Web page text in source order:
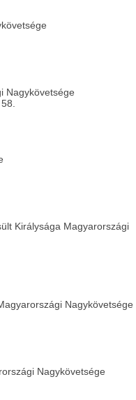
Nagykövetsége
Királysága Magyarországi
Nagykövetsége
Nagykövetsége